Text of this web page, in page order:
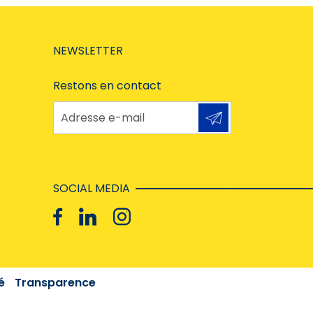
NEWSLETTER
Restons en contact
Adresse e-mail
SOCIAL MEDIA
Transparence